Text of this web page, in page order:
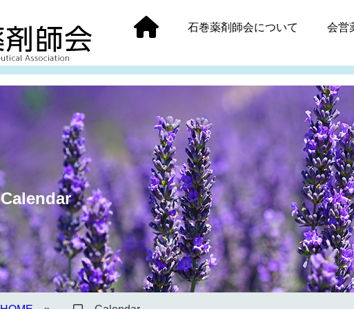
石巻薬剤師会について 会営
Calendar